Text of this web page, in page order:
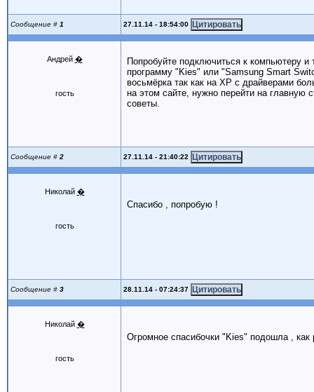
Сообщение # 1 27.11.14 - 18:54:00
Андрей �
гость
Попробуйте подключиться к компьютеру и
программу "Kies" или "Samsung Smart
восьмёрка так как на ХР с драйверами
на этом сайте, нужно перейти на
советы.
Сообщение # 2 27.11.14 - 21:40:22
Николай �
гость
Спасибо , попробую !
Сообщение # 3 28.11.14 - 07:24:37
Николай �
гость
Огромное спасибочки "Kies" подошла ,